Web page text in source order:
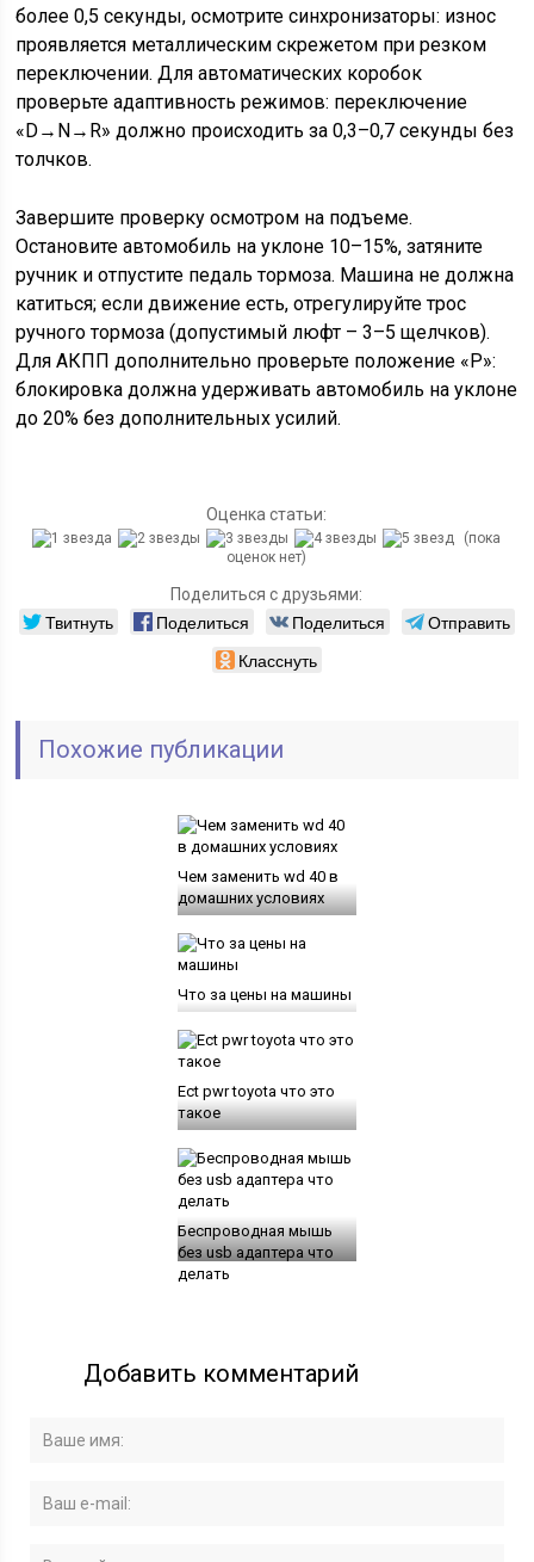
более 0,5 секунды, осмотрите синхронизаторы: износ
проявляется металлическим скрежетом при резком
переключении. Для автоматических коробок
проверьте адаптивность режимов: переключение
«D→N→R» должно происходить за 0,3–0,7 секунды без
толчков.
Завершите проверку осмотром на подъеме.
Остановите автомобиль на уклоне 10–15%, затяните
ручник и отпустите педаль тормоза. Машина не должна
катиться; если движение есть, отрегулируйте трос
ручного тормоза (допустимый люфт – 3–5 щелчков).
Для АКПП дополнительно проверьте положение «P»:
блокировка должна удерживать автомобиль на уклоне
до 20% без дополнительных усилий.
Оценка статьи:
(пока
оценок нет)
Поделиться с друзьями:
Твитнуть Поделиться Поделиться
Отправить
Класснуть
Похожие публикации
Чем заменить wd 40 в
домашних условиях
Что за цены на машины
Ect pwr toyota что это
такое
Беспроводная мышь
без usb адаптера что
делать
Добавить комментарий